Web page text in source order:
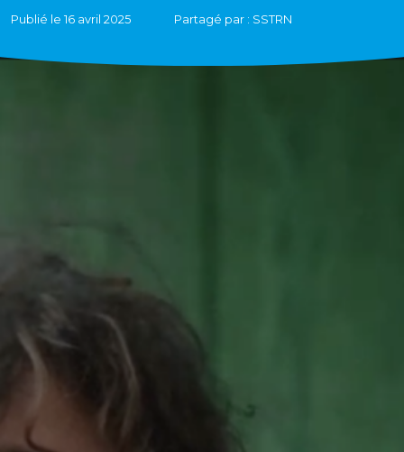
Publié le 16 avril 2025 Partagé par : SSTRN